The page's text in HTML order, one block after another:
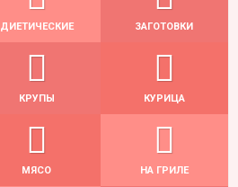
ДИЕТИЧЕСКИЕ ЗАГОТОВКИ
КРУПЫ КУРИЦА
МЯСО НА ГРИЛЕ